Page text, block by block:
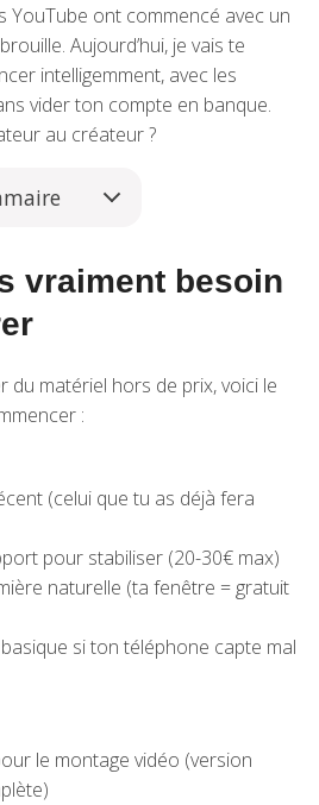
YouTube ont commencé avec un
Aujourd’hui, je vais te
intelligemment, avec les
vider ton compte en banque.
au créateur ?
vraiment besoin
du matériel hors de prix, voici le
:
(celui que tu as déjà fera
pour stabiliser (20-30€ max)
naturelle (ta fenêtre = gratuit
si ton téléphone capte mal
le montage vidéo (version